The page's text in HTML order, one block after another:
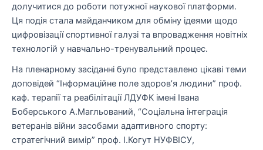
долучитися до роботи потужної наукової платформи.
​Ця подія стала майданчиком для обміну ідеями щодо
цифровізації спортивної галузі та впровадження новітніх
технологій у навчально-тренувальний процес.
На пленарному засіданні було представлено цікаві теми
доповідей “Інформаційне поле здоров’я людини” проф.
каф. терапії та реабілітації ЛДУФК імені Івана
Боберського А.Магльований, “Соціальна інтеграція
ветеранів війни засобами адаптивного спорту:
стратегічний вимір” проф. І.Когут НУФВІСУ,